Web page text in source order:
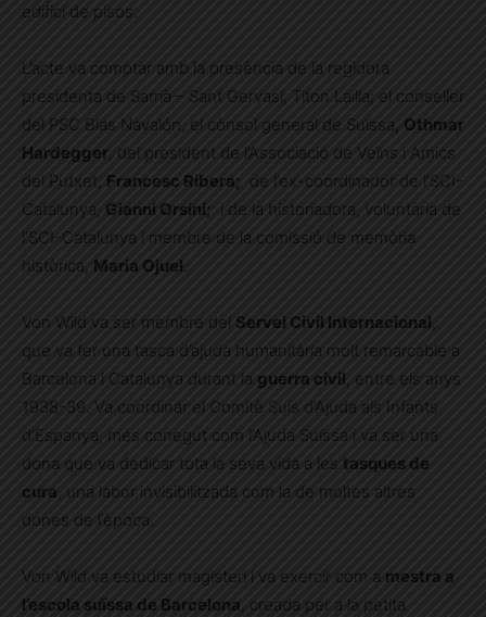
edifici de pisos.
L’acte va comptar amb la presència de la regidora
presidenta de Sarrià – Sant Gervasi, Titon Lailla; el conseller
del PSC Blas Navalón, el cònsol general de Suïssa, Othmar
Hardegger; del president de l’Associació de Veïns i Amics
del Putxet, Francesc Ribera; de l’ex-coordinador de l’SCI-
Catalunya, Gianni Orsini; i de la historiadora, voluntària de
l’SCI-Catalunya i membre de la comissió de memòria
històrica,
Maria Ojuel
Von Wild va ser membre del Servei Civil Internacional
que va fer una tasca d’ajuda humanitària molt remarcable a
Barcelona i Catalunya durant la guerra civil, entre els anys
1938-39. Va coordinar el Comitè Suís d’Ajuda als Infants
d’Espanya, més conegut com l’Ajuda Suïssa i va ser una
dona que va dedicar tota la seva vida a les tasques de
cura, una labor invisibilitzada com la de moltes altres
dones de l’època.
Von Wild va estudiar magisteri i va exercir com a mestra a
l’escola suïssa de Barcelona, creada per a la petita